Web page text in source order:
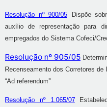
Resolução nº 900/05
Dispõe
auxílio de representação para
empregados do Sistema Cofeci/
Resolução nº 905/05
Recenseamento dos Corretores de
“Ad referendum”
Resolução nº 1.065/07